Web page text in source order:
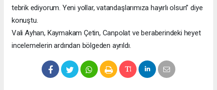
tebrik ediyorum. Yeni yollar, vatandaşlarımıza hayırlı olsun” diye
konuştu.
Vali Ayhan, Kaymakam Çetin, Canpolat ve beraberindeki heyet
incelemelerin ardından bölgeden ayrıldı.